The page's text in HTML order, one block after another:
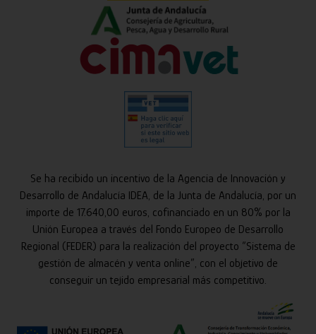
Se ha recibido un incentivo de la Agencia de Innovación y
Desarrollo de Andalucía IDEA, de la Junta de Andalucía, por un
importe de 17.640,00 euros, cofinanciado en un 80% por la
Unión Europea a través del Fondo Europeo de Desarrollo
Regional (FEDER) para la realización del proyecto “Sistema de
gestión de almacén y venta online”, con el objetivo de
conseguir un tejido empresarial más competitivo.